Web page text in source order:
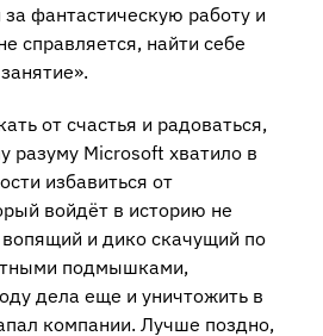
фантастическую работу и
справляется, найти себе
от счастья и радоваться,
разуму Microsoft хватило в
избавиться от
войдёт в историю не
и дико скачущий по
подмышками,
дела еще и уничтожить в
компании. Лучше поздно,